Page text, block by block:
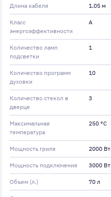
Длина кабеля 1.05 м
Класс
энергоэффективности
А
Количество ламп
подсветки
1
Количество программ
духовки
10
Количество стекол в
дверце
3
Максимальная
температура
250 °С
Мощность гриля 2000 Вт
Мощность подключения 3000 Вт
Объем (л.) 70 л